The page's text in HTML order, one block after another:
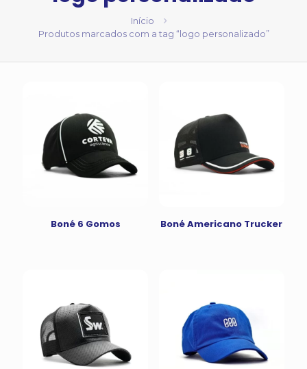
Início
Produtos marcados com a tag “logo personalizado”
Boné 6 Gomos Boné Americano Trucker